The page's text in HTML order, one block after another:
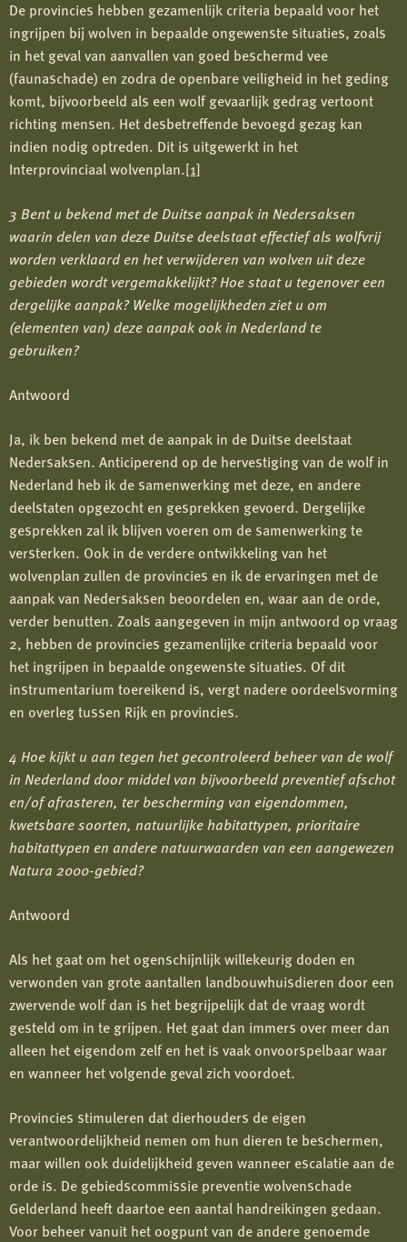
De provincies hebben gezamenlijk criteria bepaald voor het
ingrijpen bij wolven in bepaalde ongewenste situaties, zoals
in het geval van aanvallen van goed beschermd vee
(faunaschade) en zodra de openbare veiligheid in het geding
komt, bijvoorbeeld als een wolf gevaarlijk gedrag vertoont
richting mensen. Het desbetreffende bevoegd gezag kan
indien nodig optreden. Dit is uitgewerkt in het
Interprovinciaal wolvenplan.[1]
3 Bent u bekend met de Duitse aanpak in Nedersaksen
waarin delen van deze Duitse deelstaat effectief als wolfvrij
worden verklaard en het verwijderen van wolven uit deze
gebieden wordt vergemakkelijkt? Hoe staat u tegenover een
dergelijke aanpak? Welke mogelijkheden ziet u om
(elementen van) deze aanpak ook in Nederland te
gebruiken?
Antwoord
Ja, ik ben bekend met de aanpak in de Duitse deelstaat
Nedersaksen. Anticiperend op de hervestiging van de wolf in
Nederland heb ik de samenwerking met deze, en andere
deelstaten opgezocht en gesprekken gevoerd. Dergelijke
gesprekken zal ik blijven voeren om de samenwerking te
versterken. Ook in de verdere ontwikkeling van het
wolvenplan zullen de provincies en ik de ervaringen met de
aanpak van Nedersaksen beoordelen en, waar aan de orde,
verder benutten. Zoals aangegeven in mijn antwoord op vraag
2, hebben de provincies gezamenlijke criteria bepaald voor
het ingrijpen in bepaalde ongewenste situaties. Of dit
instrumentarium toereikend is, vergt nadere oordeelsvorming
en overleg tussen Rijk en provincies.
4 Hoe kijkt u aan tegen het gecontroleerd beheer van de wolf
in Nederland door middel van bijvoorbeeld preventief afschot
en/of afrasteren, ter bescherming van eigendommen,
kwetsbare soorten, natuurlijke habitattypen, prioritaire
habitattypen en andere natuurwaarden van een aangewezen
Natura 2000-gebied?
Antwoord
Als het gaat om het ogenschijnlijk willekeurig doden en
verwonden van grote aantallen landbouwhuisdieren door een
zwervende wolf dan is het begrijpelijk dat de vraag wordt
gesteld om in te grijpen. Het gaat dan immers over meer dan
alleen het eigendom zelf en het is vaak onvoorspelbaar waar
en wanneer het volgende geval zich voordoet.
Provincies stimuleren dat dierhouders de eigen
verantwoordelijkheid nemen om hun dieren te beschermen,
maar willen ook duidelijkheid geven wanneer escalatie aan de
orde is. De gebiedscommissie preventie wolvenschade
Gelderland heeft daartoe een aantal handreikingen gedaan.
Voor beheer vanuit het oogpunt van de andere genoemde